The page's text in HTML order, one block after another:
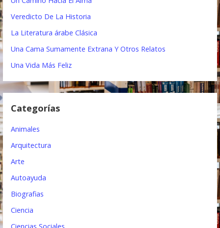
ó
n
d
n
d
a
Veredicto De La Historia
La Literatura árabe Clásica
Una Cama Sumamente Extrana Y Otros Relatos
Una Vida Más Feliz
Categorías
Animales
Arquitectura
Arte
Autoayuda
Biografias
Ciencia